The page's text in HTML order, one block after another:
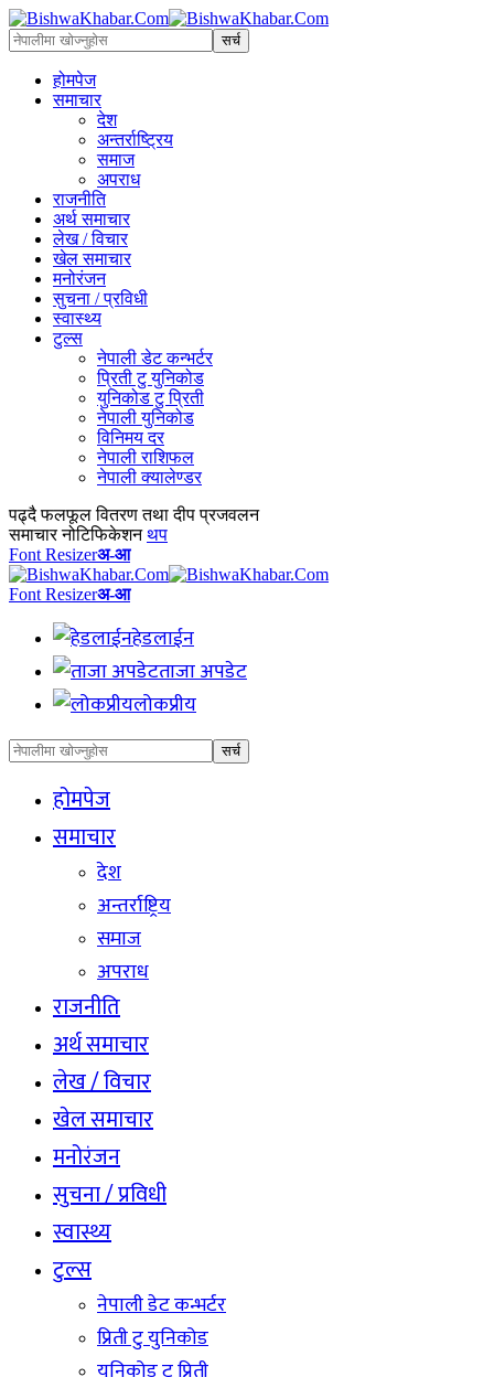
होमपेज
समाचार
देश
अन्तर्राष्ट्रिय
समाज
अपराध
राजनीति
अर्थ समाचार
लेख / विचार
खेल समाचार
मनोरंजन
सुचना / प्रविधी
स्वास्थ्य
टुल्स
नेपाली डेट कन्भर्टर
प्रिती टु युनिकोड
युनिकोड टु प्रिती
नेपाली युनिकोड
विनिमय दर
नेपाली राशिफल
नेपाली क्यालेण्डर
पढ्दै फलफूल वितरण तथा दीप प्रजवलन
समाचार नोटिफिकेशन थप
Font Resizerअ-आ
Font Resizerअ-आ
हेडलाईन
ताजा अपडेट
लोकप्रीय
होमपेज
समाचार
देश
अन्तर्राष्ट्रिय
समाज
अपराध
राजनीति
अर्थ समाचार
लेख / विचार
खेल समाचार
मनोरंजन
सुचना / प्रविधी
स्वास्थ्य
टुल्स
नेपाली डेट कन्भर्टर
प्रिती टु युनिकोड